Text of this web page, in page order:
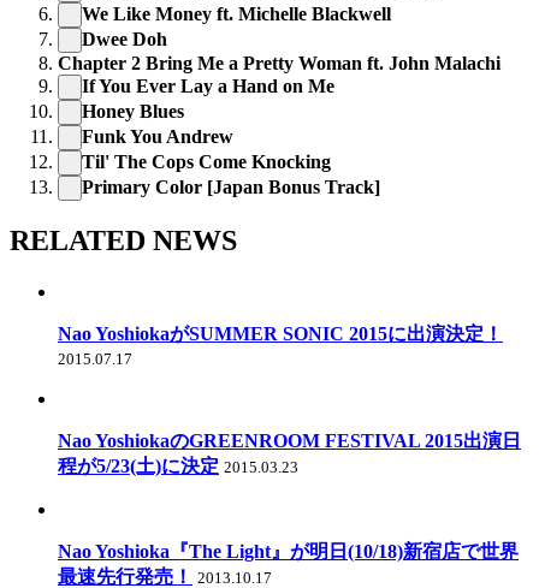
We Like Money ft. Michelle Blackwell
Dwee Doh
Chapter 2 Bring Me a Pretty Woman ft. John Malachi
If You Ever Lay a Hand on Me
Honey Blues
Funk You Andrew
Til' The Cops Come Knocking
Primary Color [Japan Bonus Track]
RELATED NEWS
Nao YoshiokaがSUMMER SONIC 2015に出演決定！
2015.07.17
Nao YoshiokaのGREENROOM FESTIVAL 2015出演日
程が5/23(土)に決定 2015.03.23
Nao Yoshioka『The Light』が明日(10/18)新宿店で世界
最速先行発売！
2013.10.17